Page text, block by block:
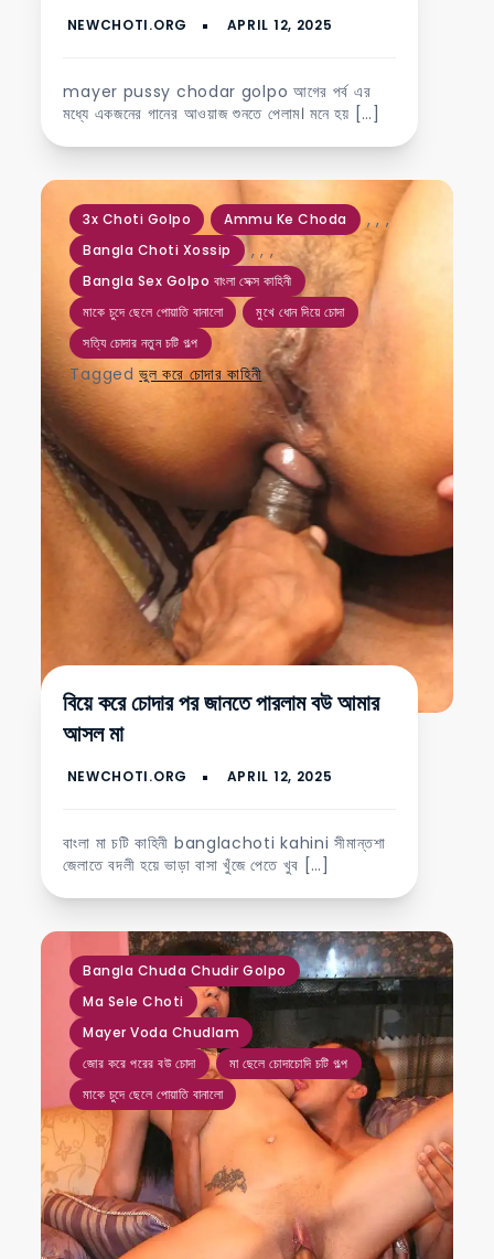
mayer pussy chodar golpo আগের পর্ব এর
মধ্যে একজনের গানের আওয়াজ শুনতে পেলাম। মনে হয় […]
3x Choti Golpo ,
Ammu Ke Choda ,
Bangla Choti Xossip
,
Bangla Sex Golpo বাংলা সেক্স কাহিনী
,
মাকে চুদে ছেলে পোয়াতি বানালো
,
মুখে ধোন দিয়ে চোদা
,
সত্যি চোদার নতুন চটি গল্প
Taggedভুল করে চোদার কাহিনী
বিয়ে করে চোদার পর জানতে পারলাম বউ আমার
আসল মা
বাংলা মা চটি কাহিনী banglachoti kahini সীমান্তশা
জেলাতে বদলী হয়ে ভাড়া বাসা খুঁজে পেতে খুব […]
Bangla Chuda Chudir Golpo ,
Ma Sele Choti
,
Mayer Voda Chudlam
,
জোর করে পরের বউ চোদা
,
মা ছেলে চোদাচোদি চটি গল্প
,
মাকে চুদে ছেলে পোয়াতি বানালো